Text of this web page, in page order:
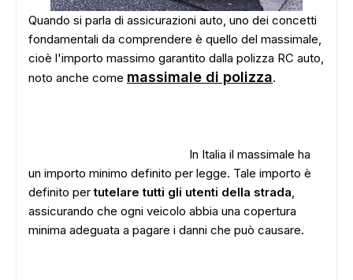
Quando si parla di assicurazioni auto, uno dei concetti
fondamentali da comprendere è quello del massimale,
cioè l'importo massimo garantito dalla polizza RC auto,
noto anche come massimale di polizza.
In Italia il massimale ha
un importo minimo definito per legge. Tale importo è
definito pertutelare tutti gli utenti della strada,
assicurando che ogni veicolo abbia una copertura
minima adeguata a pagare i danni che può causare.